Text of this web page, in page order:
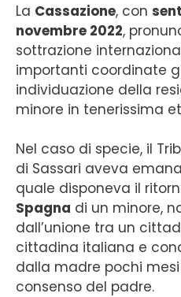
La Cassazione, con
novembre 2022,
sottrazione
importanti coordinate
individuazione della
minore in tenerissima
Nel caso di specie, il
di Sassari aveva
quale disponeva il
Spagna di un minore,
dall’unione tra un
cittadina italiana e
dalla madre pochi
consenso del padre.